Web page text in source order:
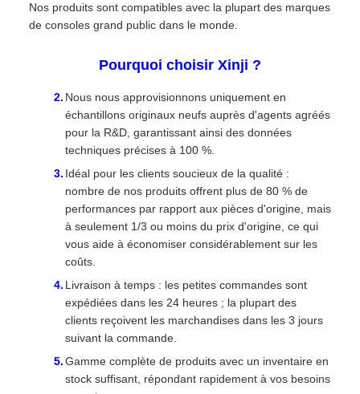
Nos produits sont compatibles avec la plupart des marques
de consoles grand public dans le monde.
Pourquoi choisir Xinji ?
Nous nous approvisionnons uniquement en
échantillons originaux neufs auprès d'agents agréés
pour la R&D, garantissant ainsi des données
techniques précises à 100 %.
Idéal pour les clients soucieux de la qualité :
nombre de nos produits offrent plus de 80 % de
performances par rapport aux pièces d'origine, mais
à seulement 1/3 ou moins du prix d'origine, ce qui
vous aide à économiser considérablement sur les
coûts.
Livraison à temps : les petites commandes sont
expédiées dans les 24 heures ; la plupart des
clients reçoivent les marchandises dans les 3 jours
suivant la commande.
Gamme complète de produits avec un inventaire en
stock suffisant, répondant rapidement à vos besoins